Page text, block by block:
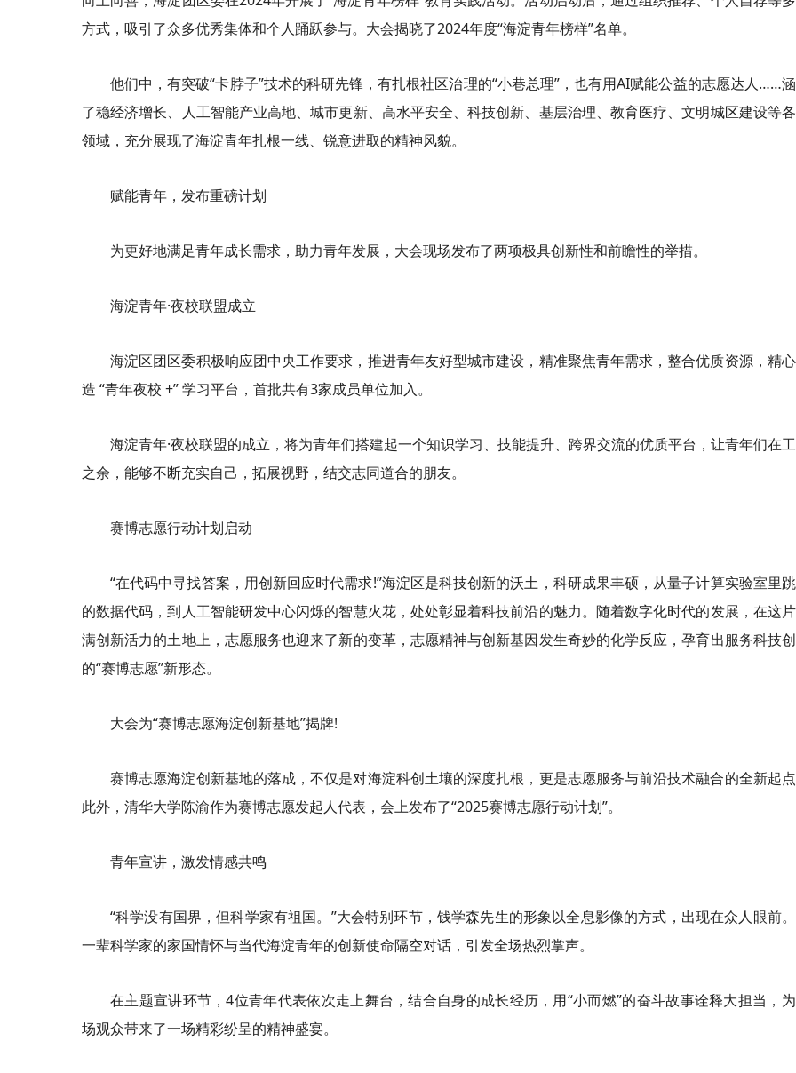
方式，吸引了众多优秀集体和个人踊跃参与。大会揭晓了2024年度“海淀青年榜样”名单。
他们中，有突破“卡脖子”技术的科研先锋，有扎根社区治理的“小巷总理”，也有用AI赋能公益的志愿达人……
了稳经济增长、人工智能产业高地、城市更新、高水平安全、科技创新、基层治理、教育医疗、文明城区建设等
领域，充分展现了海淀青年扎根一线、锐意进取的精神风貌。
赋能青年，发布重磅计划
为更好地满足青年成长需求，助力青年发展，大会现场发布了两项极具创新性和前瞻性的举措。
海淀青年·夜校联盟成立
海淀区团区委积极响应团中央工作要求，推进青年友好型城市建设，精准聚焦青年需求，整合优质资源，精
造 “青年夜校 +” 学习平台，首批共有3家成员单位加入。
海淀青年·夜校联盟的成立，将为青年们搭建起一个知识学习、技能提升、跨界交流的优质平台，让青年们在
之余，能够不断充实自己，拓展视野，结交志同道合的朋友。
赛博志愿行动计划启动
“在代码中寻找答案，用创新回应时代需求!”海淀区是科技创新的沃土，科研成果丰硕，从量子计算实验室里
的数据代码，到人工智能研发中心闪烁的智慧火花，处处彰显着科技前沿的魅力。随着数字化时代的发展，在这
满创新活力的土地上，志愿服务也迎来了新的变革，志愿精神与创新基因发生奇妙的化学反应，孕育出服务科技
的“赛博志愿”新形态。
大会为“赛博志愿海淀创新基地”揭牌!
赛博志愿海淀创新基地的落成，不仅是对海淀科创土壤的深度扎根，更是志愿服务与前沿技术融合的全新起点
此外，清华大学陈渝作为赛博志愿发起人代表，会上发布了“2025赛博志愿行动计划”。
青年宣讲，激发情感共鸣
“科学没有国界，但科学家有祖国。”大会特别环节，钱学森先生的形象以全息影像的方式，出现在众人眼前
一辈科学家的家国情怀与当代海淀青年的创新使命隔空对话，引发全场热烈掌声。
在主题宣讲环节，4位青年代表依次走上舞台，结合自身的成长经历，用“小而燃”的奋斗故事诠释大担当，
场观众带来了一场精彩纷呈的精神盛宴。